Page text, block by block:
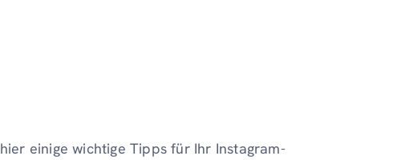
einige wichtige Tipps für Ihr Instagram-